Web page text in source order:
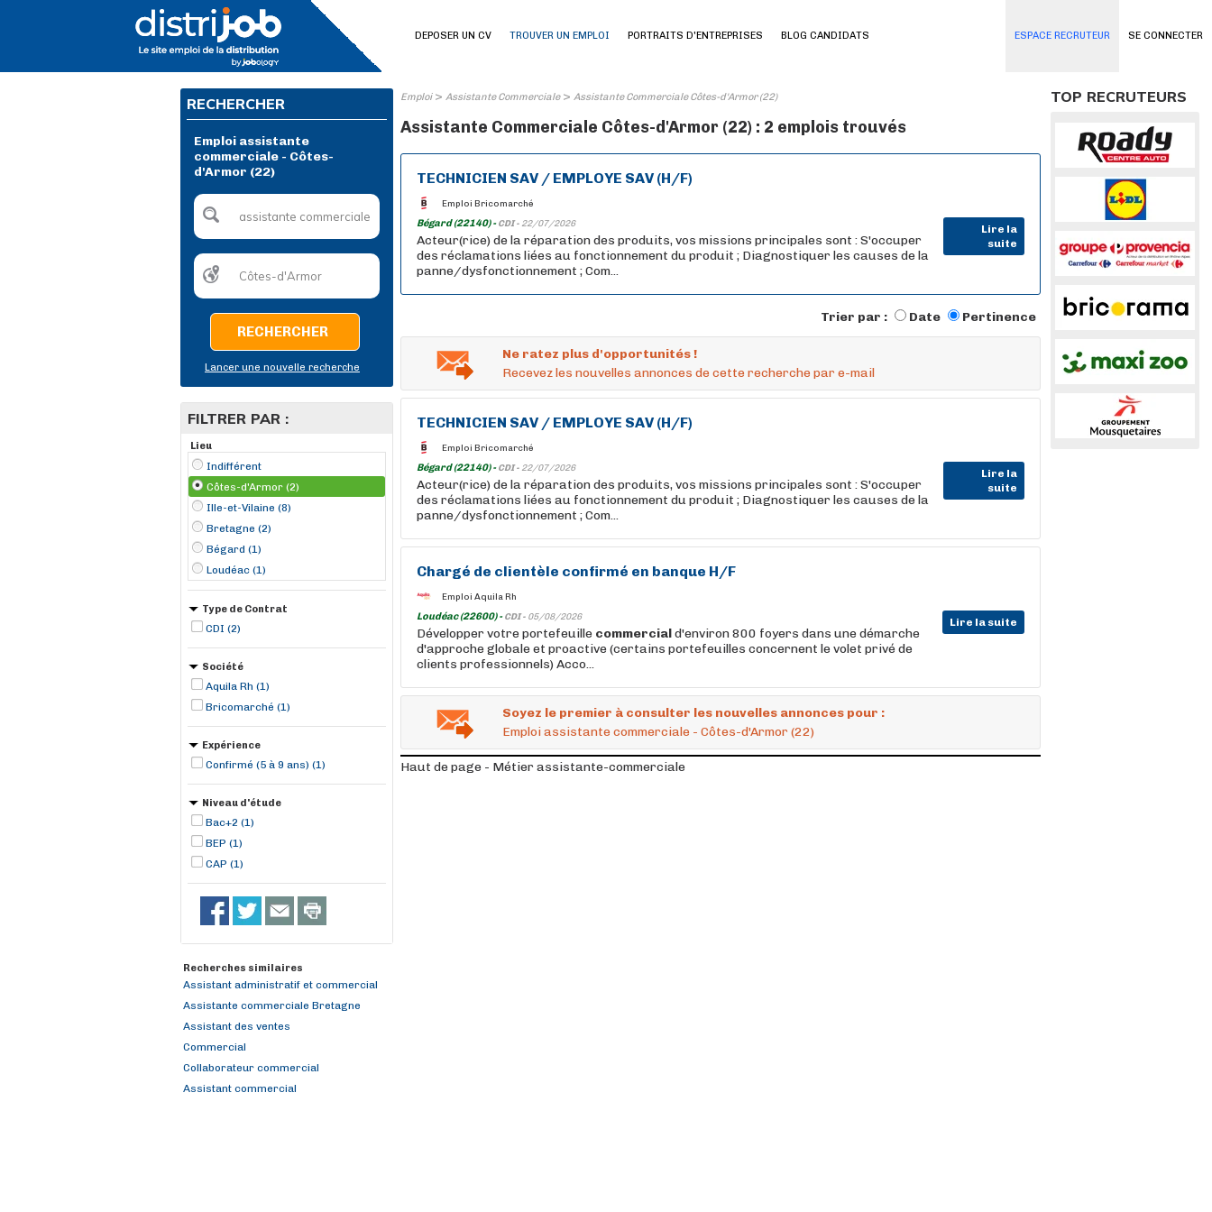
SE CONNECTER
DEPOSER UN CV TROUVER UN EMPLOI PORTRAITS D'ENTREPRISES BLOG CANDIDATS ESPACE RECRUTEUR
RECHERCHER
Emploi assistante
commerciale - Côtes-
d'Armor (22)
RECHERCHER
Lancer une nouvelle recherche
FILTRER PAR :
Lieu
Indifférent
Côtes-d'Armor (2)
Ille-et-Vilaine (8)
Bretagne (2)
Bégard (1)
Loudéac (1)
Type de Contrat
CDI (2)
Société
Aquila Rh (1)
Bricomarché (1)
Expérience
Confirmé (5 à 9 ans) (1)
Niveau d'étude
Bac+2 (1)
BEP (1)
CAP (1)
Recherches similaires
Assistant administratif et commercial
Assistante commerciale Bretagne
Assistant des ventes
Commercial
Collaborateur commercial
Assistant commercial
Emploi> Assistante Commerciale> Assistante Commerciale Côtes-d'Armor (22)
Assistante Commerciale Côtes-d'Armor (22) : 2 emplois trouvés
TECHNICIEN SAV / EMPLOYE SAV (H/F)
Emploi Bricomarché
Bégard (22140) -CDI - 22/07/2026
Lire la
suite
Acteur(rice) de la réparation des produits, vos missions principales sont : S'occuper
des réclamations liées au fonctionnement du produit ; Diagnostiquer les causes de la
panne/dysfonctionnement ; Com...
Trier par : Date Pertinence
Ne ratez plus d'opportunités !
Recevez les nouvelles annonces de cette recherche par e-mail
TECHNICIEN SAV / EMPLOYE SAV (H/F)
Emploi Bricomarché
Bégard (22140) -CDI - 22/07/2026
Lire la
suite
Acteur(rice) de la réparation des produits, vos missions principales sont : S'occuper
des réclamations liées au fonctionnement du produit ; Diagnostiquer les causes de la
panne/dysfonctionnement ; Com...
Chargé de clientèle confirmé en banque H/F
Emploi Aquila Rh
Loudéac (22600) -CDI - 05/08/2026 Lire la suite
Développer votre portefeuille commerciald'environ 800 foyers dans une démarche
d'approche globale et proactive (certains portefeuilles concernent le volet privé de
clients professionnels) Acco...
Soyez le premier à consulter les nouvelles annonces pour :
Emploi assistante commerciale - Côtes-d'Armor (22)
Haut de page - Métier assistante-commerciale
TOP RECRUTEURS